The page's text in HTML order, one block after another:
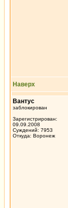
Наверх
Вантус
заблокирован
Зарегистрирован:
09.09.2008
Суждений: 7953
Откуда: Воронеж